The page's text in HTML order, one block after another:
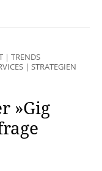
| TRENDS
| STRATEGIEN
»Gig